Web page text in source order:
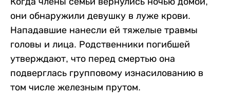
они обнаружили девушку в луже крови.
Нападавшие нанесли ей тяжелые травмы
головы и лица. Родственники погибшей
утверждают, что перед смертью она
подверглась групповому изнасилованию в
том числе железным прутом.